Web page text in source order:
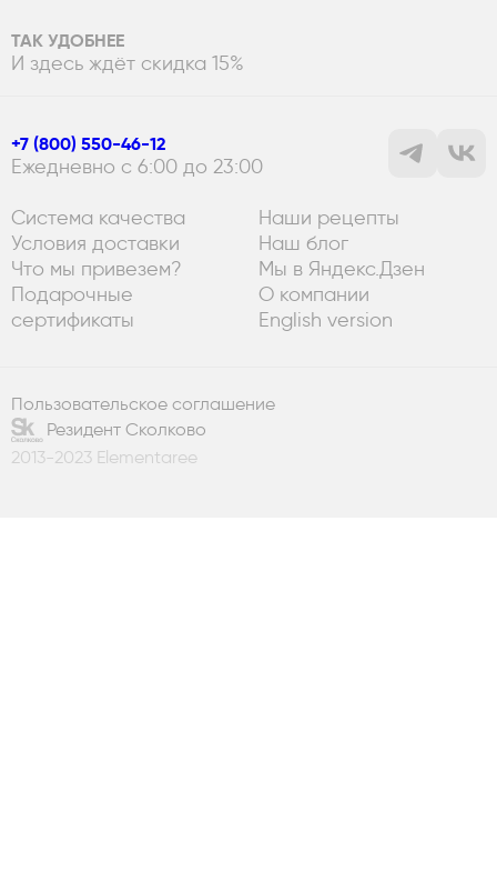
ТАК УДОБНЕЕ
И здесь ждёт скидка 15%
+7 (800) 550-46-12
Ежедневно с 6:00 до 23:00
Система качества
Условия доставки
Что мы привезем?
Подарочные
сертификаты
Наши рецепты
Наш блог
Мы в Яндекс.Дзен
О компании
English version
Пользовательское соглашение
Резидент Сколково
2013-2023 Elementaree